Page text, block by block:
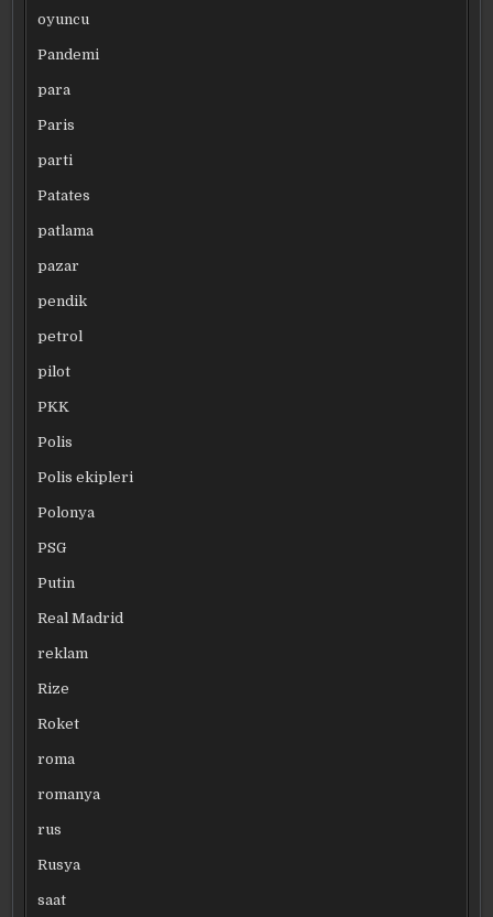
oyuncu
Pandemi
para
Paris
parti
Patates
patlama
pazar
pendik
petrol
pilot
PKK
Polis
Polis ekipleri
Polonya
PSG
Putin
Real Madrid
reklam
Rize
Roket
roma
romanya
rus
Rusya
saat